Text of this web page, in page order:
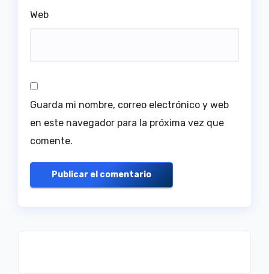
Web
Guarda mi nombre, correo electrónico y web
en este navegador para la próxima vez que
comente.